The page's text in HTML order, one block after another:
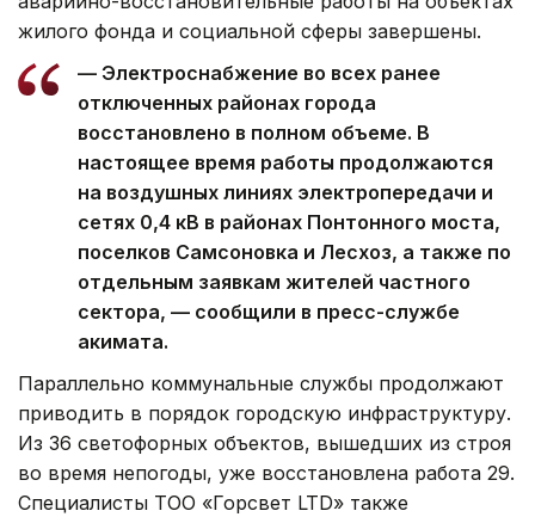
жилого фонда и социальной сферы завершены.
— Электроснабжение во всех ранее
отключенных районах города
восстановлено в полном объеме. В
настоящее время работы продолжаются
на воздушных линиях электропередачи и
сетях 0,4 кВ в районах Понтонного моста,
поселков Самсоновка и Лесхоз, а также по
отдельным заявкам жителей частного
сектора, — сообщили в пресс-службе
акимата.
Параллельно коммунальные службы продолжают
приводить в порядок городскую инфраструктуру.
Из 36 светофорных объектов, вышедших из строя
во время непогоды, уже восстановлена работа 29.
Специалисты ТОО «Горсвет LTD» также